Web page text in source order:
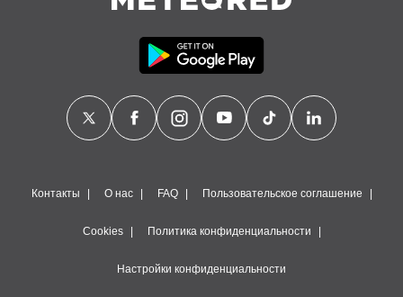
Контакты О нас FAQ Пользовательское соглашение
Cookies Политика конфиденциальности
Настройки конфиденциальности